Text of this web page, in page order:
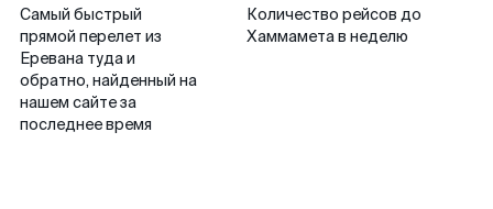
Самый быстрый
прямой перелет из
Еревана туда и
обратно, найденный на
нашем сайте за
последнее время
Количество рейсов до
Хаммамета в неделю